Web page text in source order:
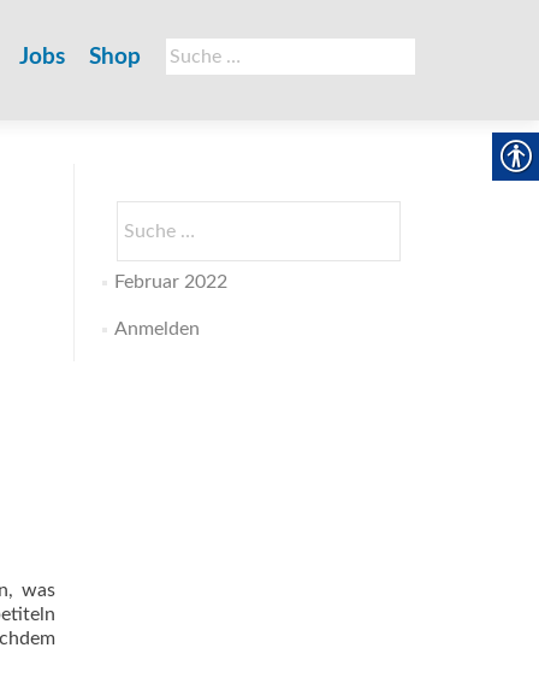
Suche
nach:
Jobs Shop
was
nach:
Februar 2022
Anmelden